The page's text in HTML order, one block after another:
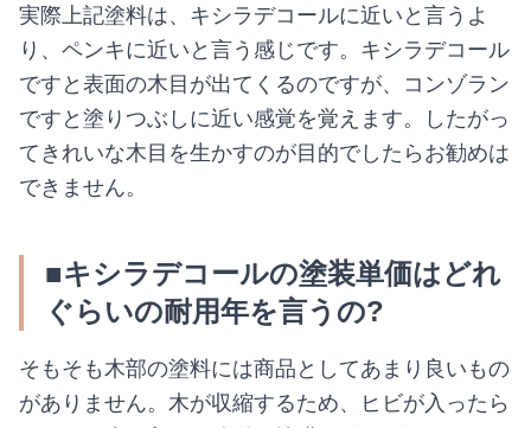
実際上記塗料は、キシラデコールに近いと言うよ
り、ペンキに近いと言う感じです。キシラデコール
ですと表面の木目が出てくるのですが、コンゾラン
ですと塗りつぶしに近い感覚を覚えます。したがっ
てきれいな木目を生かすのが目的でしたらお勧めは
できません。
■キシラデコールの塗装単価はどれ
ぐらいの耐用年を言うの?
そもそも木部の塗料には商品としてあまり良いもの
がありません。木が収縮するため、ヒビが入ったら